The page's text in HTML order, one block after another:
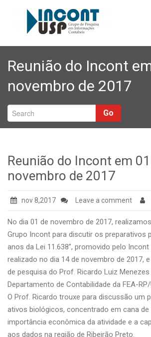
Sobre
As Pessoas
Blog
Reuniões
Contatos
Reunião do Incont
novembro de 2017
Go
Reunião do Incont em
novembro de 2017
nov 8,2017 Leave a comment
No dia 01 de novembro de 2017,
Grupo Incont para discutir os preparativos
anos da Lei 11.638”, promovido pelo
realizado no dia 14 de novembro de 2017,
de pesquisa do Prof. Ricardo Luiz Menezes
Departamento de Contabilidade da FEA-RP/
O Prof. Ricardo trouxe para discussão um
ativos biológicos, concentrado em cana de
importância econômica da atividade e a
aos dados na região de Ribeirão Preto.